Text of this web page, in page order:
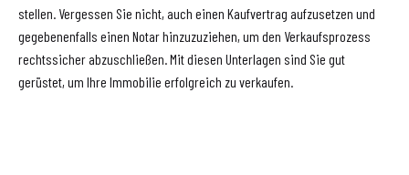
stellen. Vergessen Sie nicht, auch einen Kaufvertrag aufzusetzen und
gegebenenfalls einen Notar hinzuzuziehen, um den Verkaufsprozess
rechtssicher abzuschließen. Mit diesen Unterlagen sind Sie gut
gerüstet, um Ihre Immobilie erfolgreich zu verkaufen.